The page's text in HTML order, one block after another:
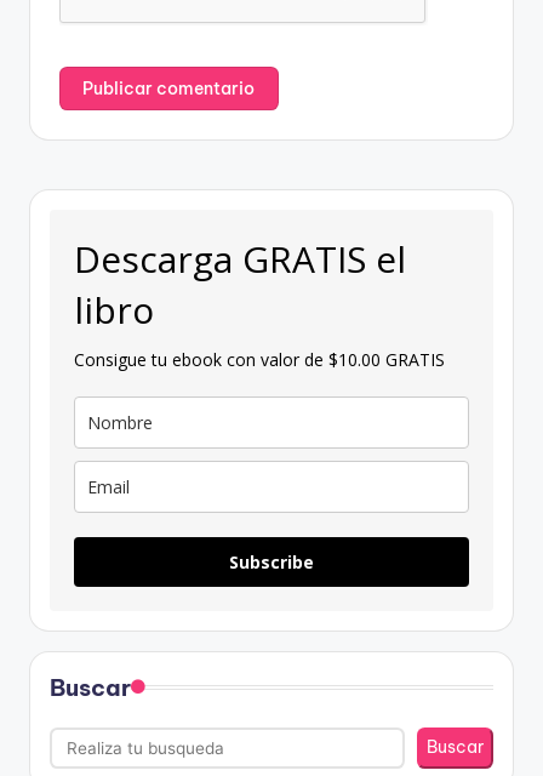
Descarga GRATIS el
libro
Consigue tu ebook con valor de $10.00 GRATIS
Subscribe
Buscar
Buscar